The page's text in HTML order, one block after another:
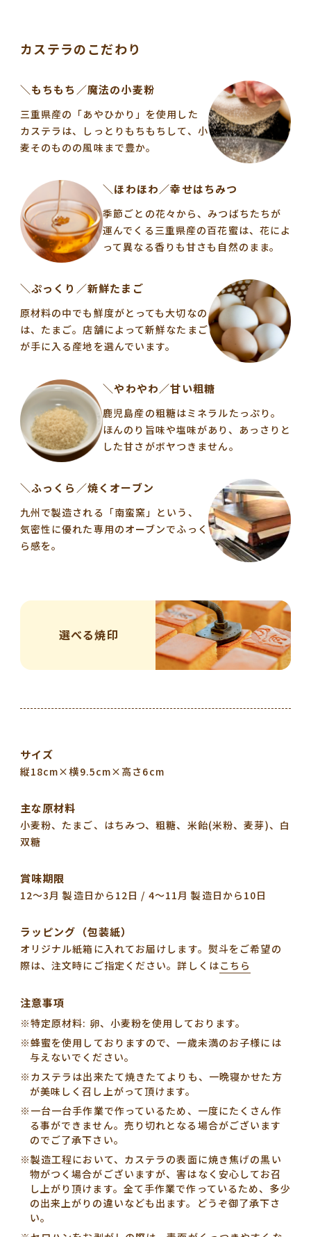
カステラのこだわり
＼もちもち／魔法の小麦粉
三重県産の「あやひかり」を使用した
カステラは、しっとりもちもちして、小
麦そのものの風味まで豊か。
＼ほわほわ／幸せはちみつ
季節ごとの花々から、みつばちたちが
運んでくる三重県産の百花蜜は、花によ
って異なる香りも甘さも自然のまま。
＼ぷっくり／新鮮たまご
原材料の中でも鮮度がとっても大切なの
は、たまご。店舗によって新鮮なたまご
が手に入る産地を選んでいます。
＼やわやわ／甘い粗糖
鹿児島産の粗糖はミネラルたっぷり。
ほんのり旨味や塩味があり、あっさりと
した甘さがボヤつきません。
＼ふっくら／焼くオーブン
九州で製造される「南蛮窯」という、
気密性に優れた専用のオーブンでふっく
ら感を。
選べる焼印
サイズ
縦18cm×横9.5cm×高さ6cm
主な原材料
小麦粉、たまご、はちみつ、粗糖、米飴(米粉、麦芽)、白
双糖
賞味期限
12〜3月 製造日から12日 / 4〜11月 製造日から10日
ラッピング（包装紙）
オリジナル紙箱に入れてお届けします。熨斗をご希望の
際は、注文時にご指定ください。詳しくはこちら
注意事項
※特定原材料: 卵、小麦粉を使用しております。
※蜂蜜を使用しておりますので、一歳未満のお子様には
与えないでください。
※カステラは出来たて焼きたてよりも、一晩寝かせた方
が美味しく召し上がって頂けます。
※一台一台手作業で作っているため、一度にたくさん作
る事ができません。売り切れとなる場合がございます
のでご了承下さい。
※製造工程において、カステラの表面に焼き焦げの黒い
物がつく場合がございますが、害はなく安心してお召
し上がり頂けます。 全て手作業で作っているため、多少
の出来上がりの違いなども出ます。どうぞ御了承下さ
い。